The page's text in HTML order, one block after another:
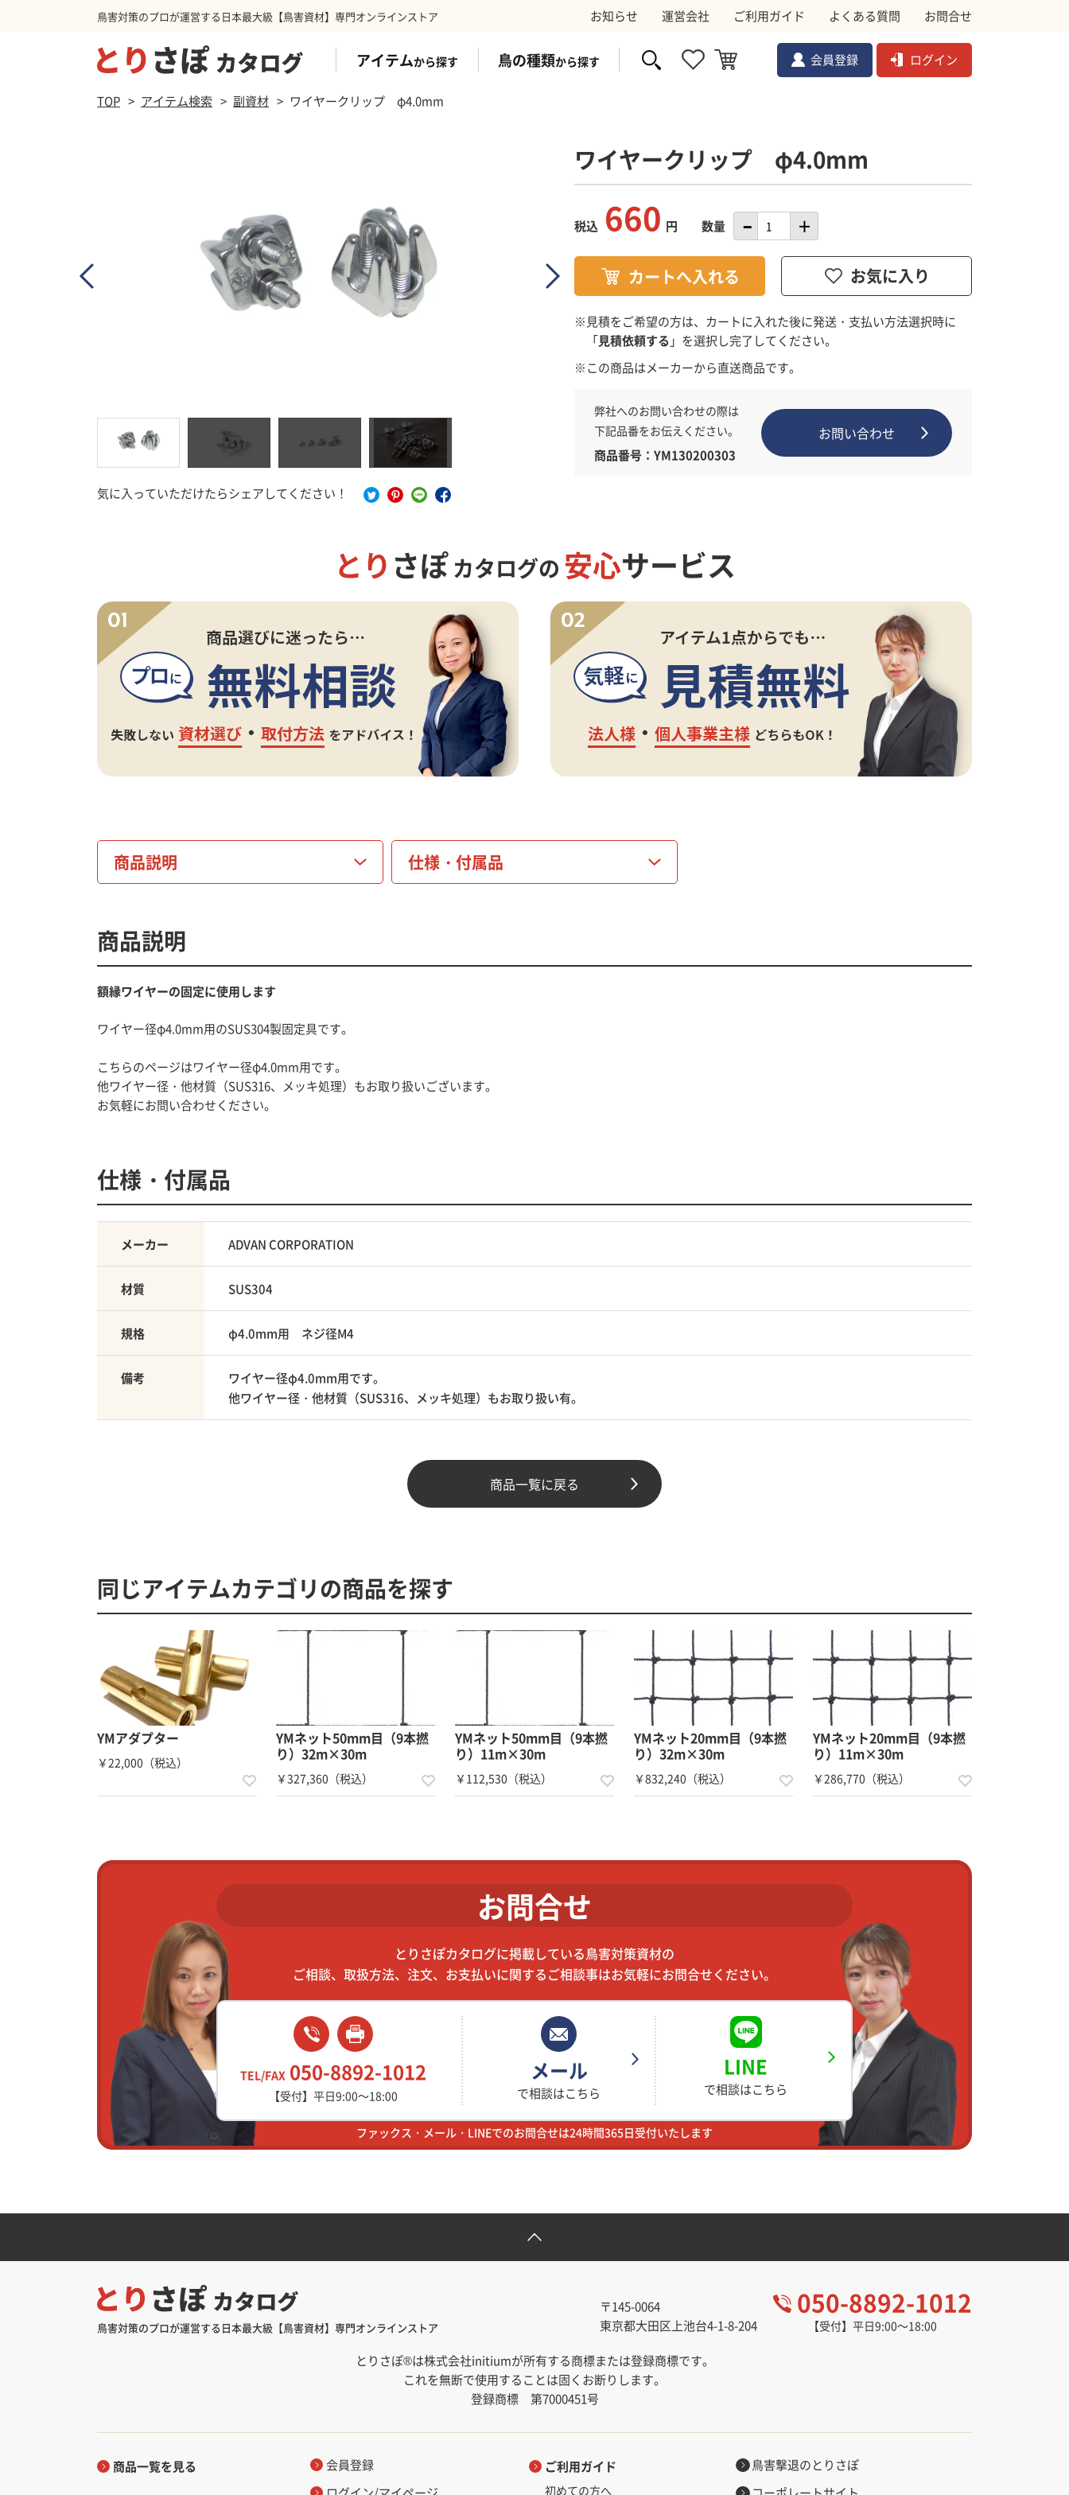
鳥害対策のプロが運営する日本最大級【鳥害資材】専門オンラインストア お知らせ 運営会社 ご利用ガイド よくある質問 お問合せ
アイテムから探す
太陽光パネル対策資材
忌避剤 電気ショック 副資材
接着剤 工具
鳥の種類から探す
スズメ
商品を検索する
会員登録 ログイン
TOP アイテム検索 副資材 ワイヤークリップ φ4.0mm
気に入っていただけたらシェアしてください！
ワイヤークリップ φ4.0mm
税込 660 円 数量
※見積をご希望の方は、カートに入れた後に発送・支払い方法選択時に
「見積依頼する 」を選択し完了してください。
※この商品はメーカーから直送商品です。
弊社へのお問い合わせの際は
下記品番をお伝えください。
商品番号：YM130200303
お問い合わせ
とり さぽカタログの 安心サービス
商品説明 仕様・ 付属品
商品説明
額縁ワイヤーの固定に使用します
ワイヤー径φ4.0mm用のSUS304製固定具です。
こちらのページはワイヤー径φ4.0mm用です。
他ワイヤー径・他材質（SUS316、メッキ処理）もお取り扱いございます。
お気軽にお問い合わせください。
仕様・付属品
メーカー ADVAN CORPORATION
材質 SUS304
規格 φ4.0mm用 ネジ径M4
備考 ワイヤー径φ4.0mm用です。
他ワイヤー径・他材質（SUS316、メッキ処理）もお取り扱い有。
商品一覧に戻る
同じアイテムカテゴリの商品を探す
YMアダプター
￥22,000（税込）
YMネット50mm目（9本撚
り）32m×30m
￥327,360（税込）
YMネット50mm目（9本撚
り）11m×30m
￥112,530（税込）
YMネット20mm目（9本撚
り）32m×30m
￥832,240（税込）
YMネット20mm目（9本撚
り）11m×30m
￥286,770（税込）
お問合せ
とりさぽカタログに掲載している鳥害対策資材の
ご相談、取扱方法、注文、お支払いに関するご相談事はお気軽にお問合せください。
TEL/FAX 050-8892-1012
【受付】平日9:00～18:00
メール
で相談はこちら
LINE
で相談はこちら
ファックス・メール・LINEでのお問合せは24時間365日受付いたします
鳥害対策のプロが運営する日本最大級【鳥害資材】専門オンラインストア
050-8892-1012
【受付】平日9:00～18:00
〒145-0064
東京都大田区上池台4-1-8-204
とりさぽ®は株式会社initiumが所有する商標または登録商標です。
これを無断で使用することは固くお断りします。
登録商標 第7000451号
商品一覧を見る
会員登録
ご利用ガイド
初めての方へ
鳥害撃退のとりさぽ